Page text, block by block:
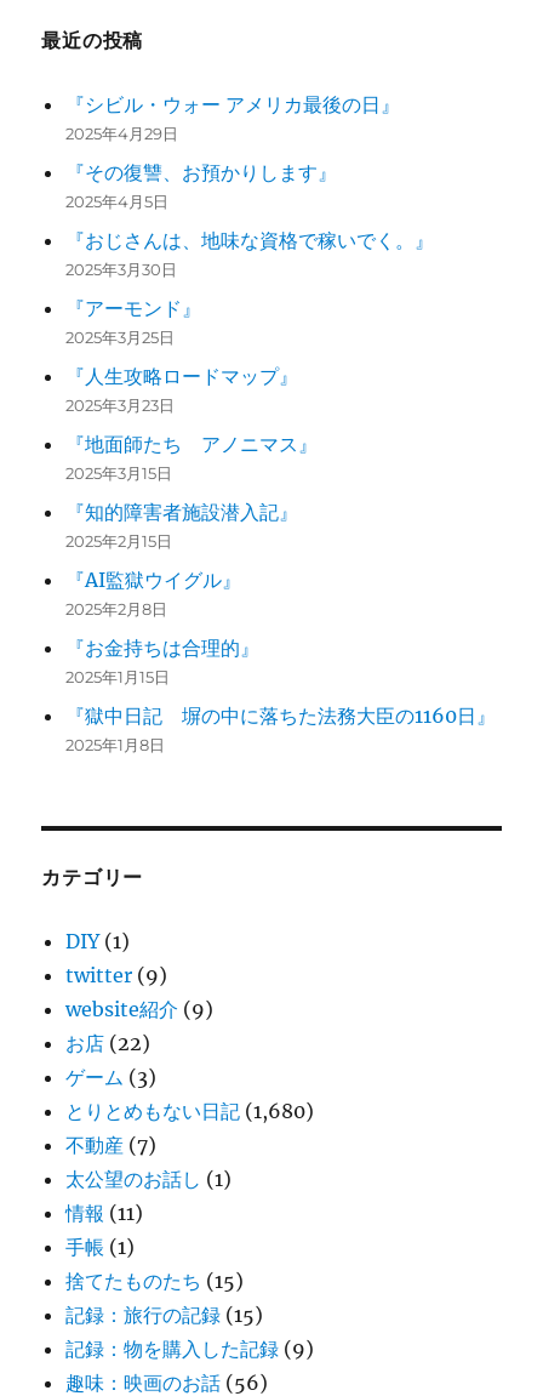
最近の投稿
『シビル・ウォー アメリカ最後の日』
2025年4月29日
『その復讐、お預かりします』
2025年4月5日
『おじさんは、地味な資格で稼いでく。』
2025年3月30日
『アーモンド』
2025年3月25日
『人生攻略ロードマップ』
2025年3月23日
『地面師たち アノニマス』
2025年3月15日
『知的障害者施設潜入記』
2025年2月15日
『AI監獄ウイグル』
2025年2月8日
『お金持ちは合理的』
2025年1月15日
『獄中日記 塀の中に落ちた法務大臣の1160日』
2025年1月8日
カテゴリー
DIY(1)
twitter (9)
website紹介 (9)
お店 (22)
ゲーム (3)
とりとめもない日記 (1,680)
不動産 (7)
太公望のお話し (1)
情報 (11)
手帳 (1)
捨てたものたち (15)
記録：旅行の記録 (15)
記録：物を購入した記録 (9)
趣味：映画のお話 (56)